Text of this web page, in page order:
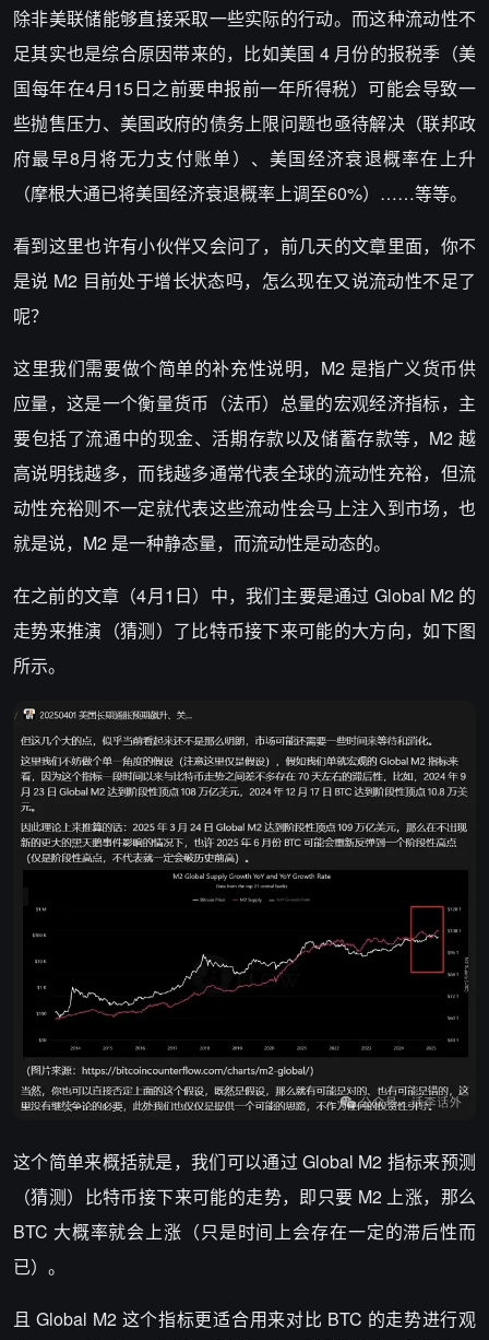
除非美联储能够直接采取一些实际的行动。而这种流动性不
足其实也是综合原因带来的，比如美国 4 月份的报税季（美
国每年在4月15日之前要申报前一年所得税）可能会导致一
些抛售压力、美国政府的债务上限问题也亟待解决（联邦政
府最早8月将无力支付账单）、美国经济衰退概率在上升
（摩根大通已将美国经济衰退概率上调至60%）……等等。
看到这里也许有小伙伴又会问了，前几天的文章里面，你不
是说 M2 目前处于增长状态吗，怎么现在又说流动性不足了
呢？
这里我们需要做个简单的补充性说明，M2 是指广义货币供
应量，这是一个衡量货币（法币）总量的宏观经济指标，主
要包括了流通中的现金、活期存款以及储蓄存款等，M2 越
高说明钱越多，而钱越多通常代表全球的流动性充裕，但流
动性充裕则不一定就代表这些流动性会马上注入到市场，也
就是说，M2 是一种静态量，而流动性是动态的。
在之前的文章（4月1日）中，我们主要是通过 Global M2 的
走势来推演（猜测）了比特币接下来可能的大方向，如下图
所示。
这个简单来概括就是，我们可以通过 Global M2 指标来预测
（猜测）比特币接下来可能的走势，即只要 M2 上涨，那么
BTC 大概率就会上涨（只是时间上会存在一定的滞后性而
已）。
且 Global M2 这个指标更适合用来对比 BTC 的走势进行观